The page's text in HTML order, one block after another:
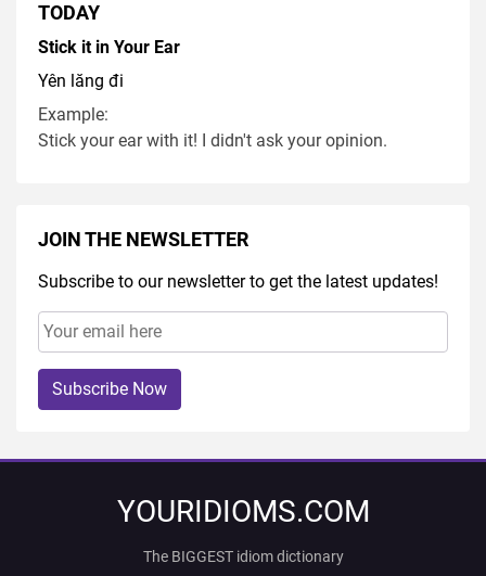
TODAY
Stick it in Your Ear
Yên lăng đi
Example:
Stick your ear with it! I didn't ask your opinion.
JOIN THE NEWSLETTER
Subscribe to our newsletter to get the latest updates!
Subscribe Now
YOURIDIOMS.COM
The BIGGEST idiom dictionary